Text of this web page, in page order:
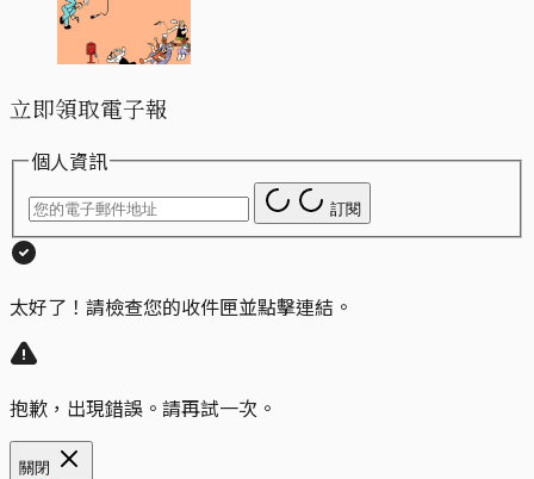
立即領取電子報
個人資訊
訂閱
太好了！請檢查您的收件匣並點擊連結。
抱歉，出現錯誤。請再試一次。
關閉